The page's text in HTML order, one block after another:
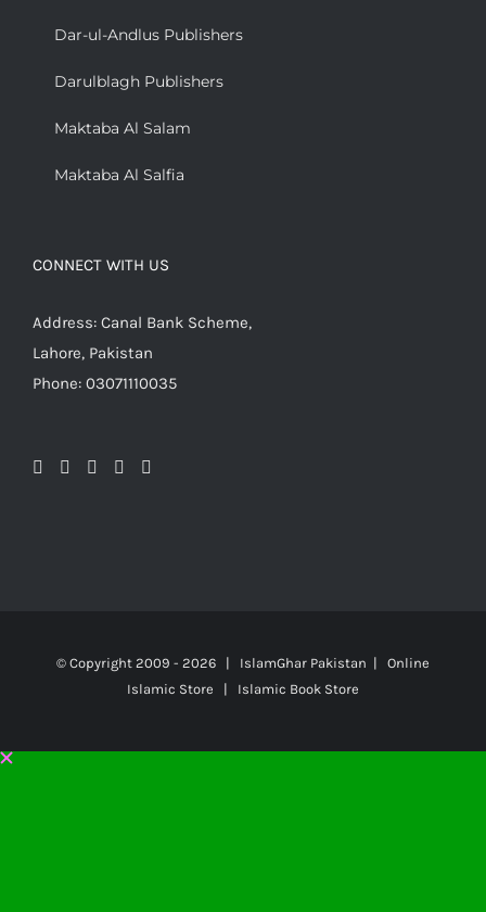
Dar-ul-Andlus Publishers
Darulblagh Publishers
Maktaba Al Salam
Maktaba Al Salfia
CONNECT WITH US
Address: Canal Bank Scheme,
Lahore, Pakistan
Phone: 03071110035
© Copyright 2009 - 2026 | IslamGhar Pakistan | Online
Islamic Store | Islamic Book Store